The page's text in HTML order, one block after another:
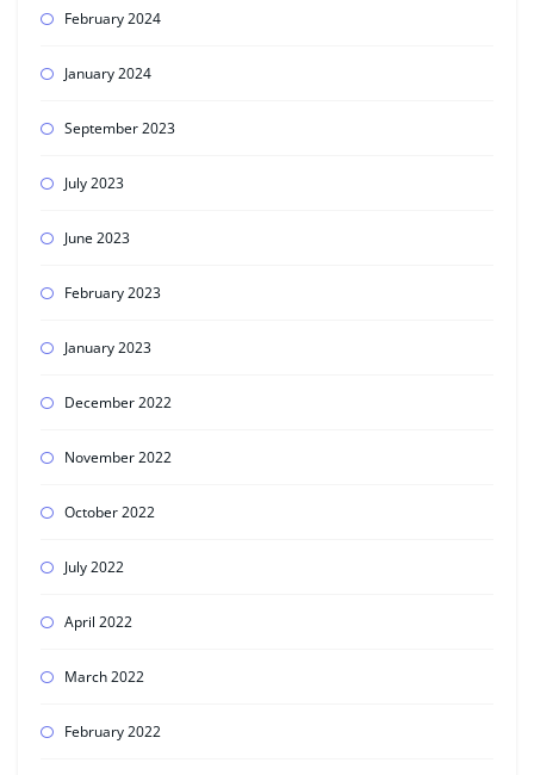
February 2024
January 2024
September 2023
July 2023
June 2023
February 2023
January 2023
December 2022
November 2022
October 2022
July 2022
April 2022
March 2022
February 2022